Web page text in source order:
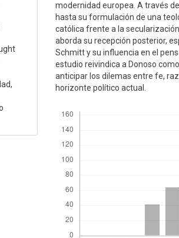
modernidad europea. A través
hasta su formulación de una
católica frente a la
aborda su recepción posterior,
Schmitt y su influencia en el
estudio reivindica a Donoso
anticipar los dilemas entre fe,
horizonte político actual.